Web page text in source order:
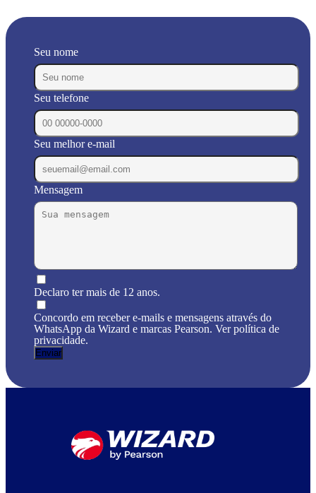
Seu nome
Seu telefone
Seu melhor e-mail
Mensagem
Declaro ter mais de 12 anos.
Concordo em receber e-mails e mensagens através do
WhatsApp da Wizard e marcas Pearson. Ver política de
privacidade.